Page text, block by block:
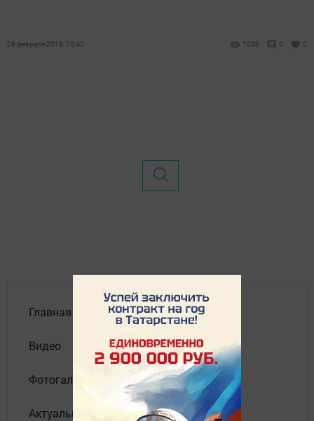
28 февраля 2016, 10:42 1038 0 0
Главная
Видео
Фотогалереи
Актуальное видео